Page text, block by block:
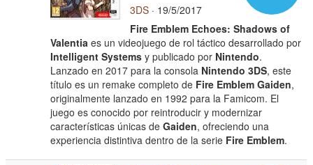
3DS · 19/5/2017
Fire Emblem Echoes: Shadows of
Valentia es un videojuego de rol táctico desarrollado por
Intelligent Systems y publicado por Nintendo.
Lanzado en 2017 para la consola Nintendo 3DS, este
título es un remake completo de Fire Emblem Gaiden,
originalmente lanzado en 1992 para la Famicom. El
juego es conocido por reintroducir y modernizar
características únicas deGaiden, ofreciendo una
experiencia distintiva dentro de la serie Fire Emblem.